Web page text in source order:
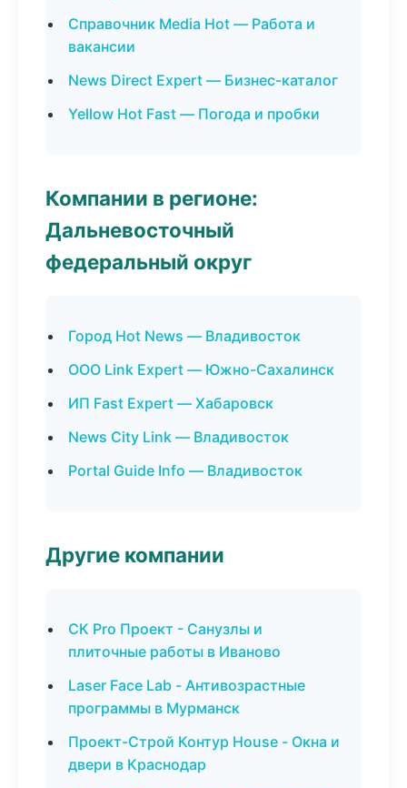
Справочник Media Hot — Работа и
вакансии
News Direct Expert — Бизнес-каталог
Yellow Hot Fast — Погода и пробки
Компании в регионе:
Дальневосточный
федеральный округ
Город Hot News — Владивосток
ООО Link Expert — Южно-Сахалинск
ИП Fast Expert — Хабаровск
News City Link — Владивосток
Portal Guide Info — Владивосток
Другие компании
СК Pro Проект - Санузлы и
плиточные работы в Иваново
Laser Face Lab - Антивозрастные
программы в Мурманск
Проект-Строй Контур House - Окна и
двери в Краснодар